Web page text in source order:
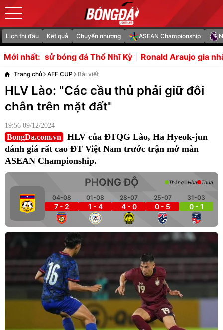
Lịch thi đấu Kết quả Chuyển nhượng ASEAN Championship
Mới nhất:
đá Thổ Nhĩ Kỳ Ronald Araujo gia nhập Liverpool là
Trang chủ AFF CUP Bài viết
HLV Lào: "Các cầu thủ phải giữ đôi
chân trên mặt đất"
19:56 09/12/2024
BongDa.com.vn
HLV của ĐTQG Lào, Ha Hyeok-jun
đánh giá rất cao ĐT Việt Nam trước trận mở màn
ASEAN Championship.
PHONG ĐỘ
04-08
7 - 2
01-08
1 - 4
28-07
4 - 0
25-07
0 - 5
31-03
0 - 1
Thắng Hòa Thua